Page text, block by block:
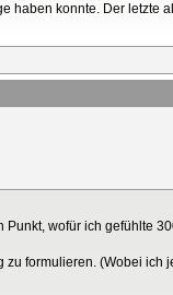
haben konnte. Der letzte
wofür ich gefühlte
formulieren. (Wobei ich